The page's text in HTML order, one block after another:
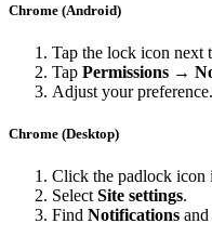
Chrome (Android)
Tap the lock icon next
Tap Permissions →
Adjust your preference.
Chrome (Desktop)
Click the padlock icon
Select Site settings.
Find Notifications